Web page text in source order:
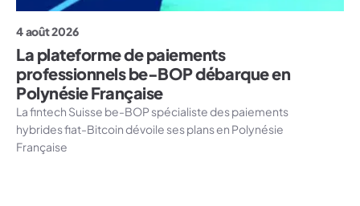
4 août 2026
La plateforme de paiements
professionnels be-BOP débarque en
Polynésie Française
La fintech Suisse be-BOP spécialiste des paiements
hybrides fiat-Bitcoin dévoile ses plans en Polynésie
Française